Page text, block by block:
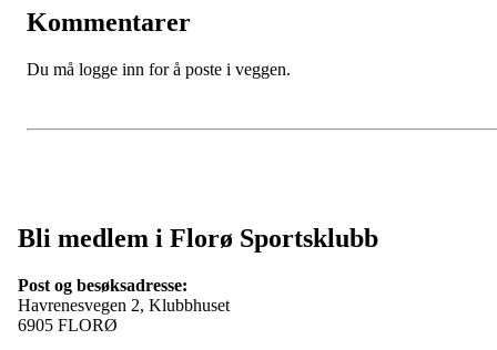
Kommentarer
Du må logge inn for å poste i veggen.
Bli medlem i Florø Sportsklubb
Post og besøksadresse:
Havrenesvegen 2, Klubbhuset
6905 FLORØ